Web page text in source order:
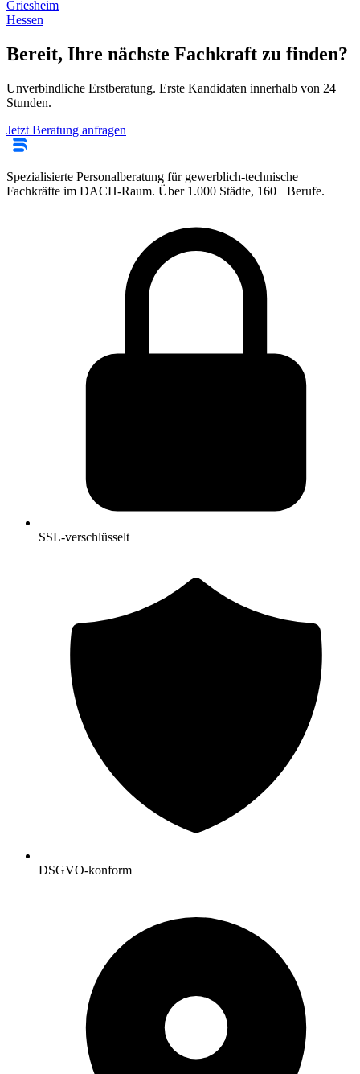
Griesheim
Hessen
Bereit, Ihre nächste Fachkraft zu finden?
Unverbindliche Erstberatung. Erste Kandidaten innerhalb von 24
Stunden.
Jetzt Beratung anfragen
Spezialisierte Personalberatung für gewerblich-technische
Fachkräfte im DACH-Raum. Über 1.000 Städte, 160+ Berufe.
SSL-verschlüsselt
DSGVO-konform